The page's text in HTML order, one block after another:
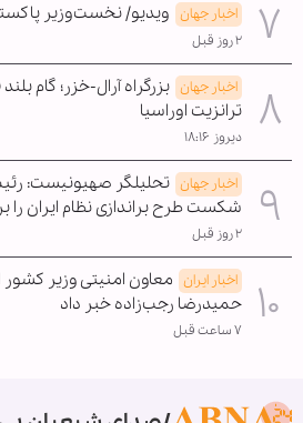
اخبار جهان ویدیو/ نخست‌وزیر
۲ روز قبل
اخبار جهان بزرگراه آرال-خزر؛ گام
ترانزیت اوراسیا
دیروز ۱۸:۱۶
اخبار جهان تحلیلگر صهیونیست:
شکست طرح براندازی نظام ایران را
۲ روز قبل
اخبار ایران معاون امنیتی وزیر
حمیدرضا رجب‌زاده خبر داد
۷ ساعت قبل